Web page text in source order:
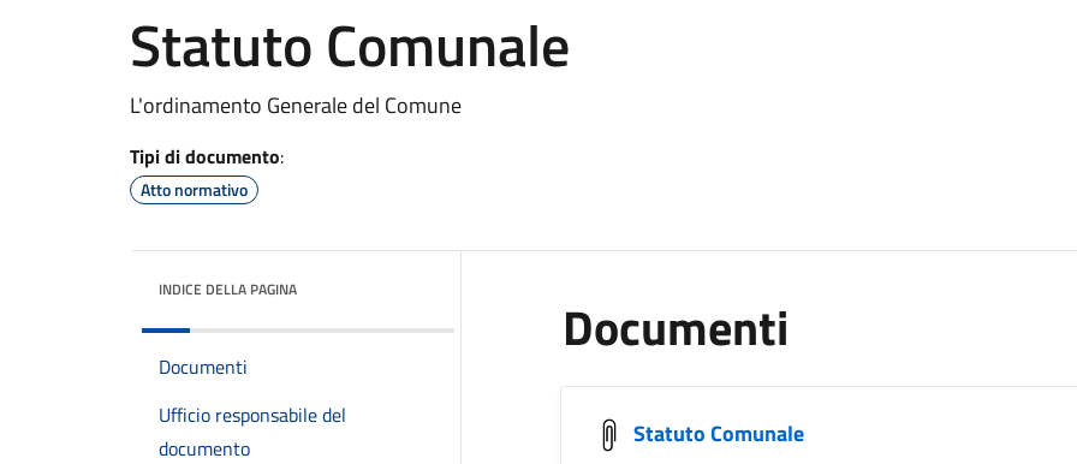
Statuto Comunale
L'ordinamento Generale del Comune
Tipi di documento:
Atto normativo
INDICE DELLA PAGINA
Documenti
Ufficio responsabile del
documento
Documenti
Statuto Comunale